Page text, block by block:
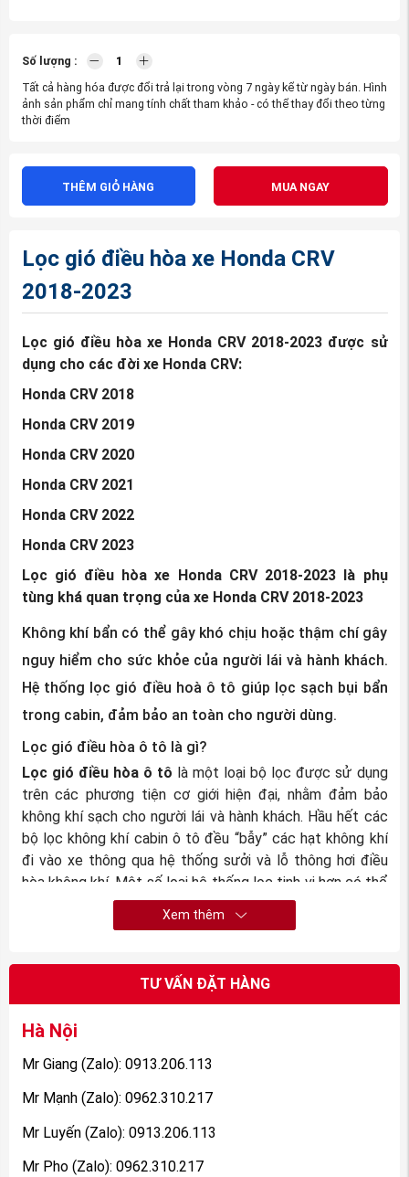
Số lượng :
Tất cả hàng hóa được đổi trả lại trong vòng 7 ngày kể từ ngày bán. Hình
ảnh sản phẩm chỉ mang tính chất tham khảo - có thể thay đổi theo từng
thời điểm
THÊM GIỎ HÀNG MUA NGAY
Lọc gió điều hòa xe Honda CRV
2018-2023
Lọc gió điều hòa xe Honda CRV 2018-2023 được sử
dụng cho các đời xe Honda CRV:
Honda CRV 2018
Honda CRV 2019
Honda CRV 2020
Honda CRV 2021
Honda CRV 2022
Honda CRV 2023
Lọc gió điều hòa xe Honda CRV 2018-2023 là phụ
tùng khá quan trọng của xe Honda CRV 2018-2023
Không khí bẩn có thể gây khó chịu hoặc thậm chí gây
nguy hiểm cho sức khỏe của người lái và hành khách.
Hệ thống lọc gió điều hoà ô tô giúp lọc sạch bụi bẩn
trong cabin, đảm bảo an toàn cho người dùng.
Lọc gió điều hòa ô tô là gì?
Lọc gió điều hòa ô tô là một loại bộ lọc được sử dụng
trên các phương tiện cơ giới hiện đại, nhằm đảm bảo
không khí sạch cho người lái và hành khách. Hầu hết các
bộ lọc không khí cabin ô tô đều “bẫy” các hạt không khí
đi vào xe thông qua hệ thống sưởi và lỗ thông hơi điều
hòa không khí. Một số loại hệ thống lọc tinh vi hơn có thể
khử mùi hôi để không khí trở nên trong lành và dễ chịu
Bộ lọc gió điều hòa ô tô điển hình có hình dạng một
tấm màn lọc phẳng, được tạo nên từ cách rảnh vải
các bộ lọc này khác nhau tùy thuộc vào loại và mô
hình xe hơi. Trước kia, hầu hết các dòng xe ô tô có chỉ
sử dụng bộ lọc gió động cơ. Tuy nhiên, vào khoảng
năm 2000, khi các nhà sản xuất ô tô bắt đầu tích hợp
Xem thêm
TƯ VẤN ĐẶT HÀNG
Hà Nội
Mr Giang (Zalo): 0913.206.113
Mr Mạnh (Zalo): 0962.310.217
Mr Luyến (Zalo): 0913.206.113
Mr Pho (Zalo): 0962.310.217